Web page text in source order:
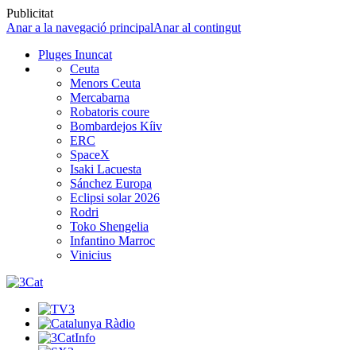
Publicitat
Anar a la navegació principalAnar al contingut
Pluges Inuncat
Ceuta
Menors Ceuta
Mercabarna
Robatoris coure
Bombardejos Kíiv
ERC
SpaceX
Isaki Lacuesta
Sánchez Europa
Eclipsi solar 2026
Rodri
Toko Shengelia
Infantino Marroc
Vinicius